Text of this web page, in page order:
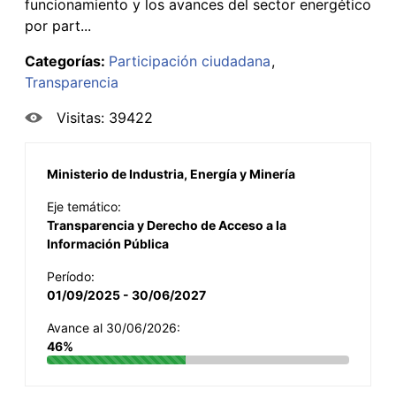
funcionamiento y los avances del sector energético
por part...
Categorías: Participación ciudadana
Transparencia
Visitas: 39422
Ministerio de Industria, Energía y Minería
Eje temático:
Transparencia y Derecho de Acceso a la
Información Pública
Período:
01/09/2025 - 30/06/2027
Avance al 30/06/2026:
46%